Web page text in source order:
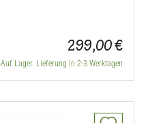
299,00 €
Auf Lager. Lieferung in 2-3 Werktagen